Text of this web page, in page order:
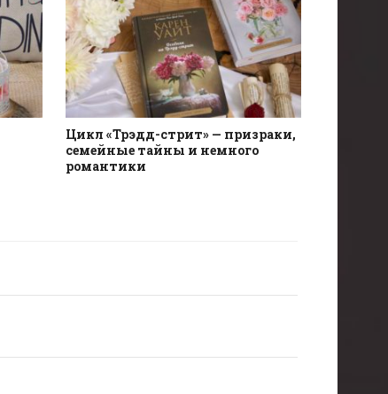
Цикл «Трэдд-стрит» — призраки,
семейные тайны и немного
романтики